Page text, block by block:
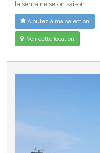
la semaine selon saison
Ajoutez à ma sélection
Voir cette location